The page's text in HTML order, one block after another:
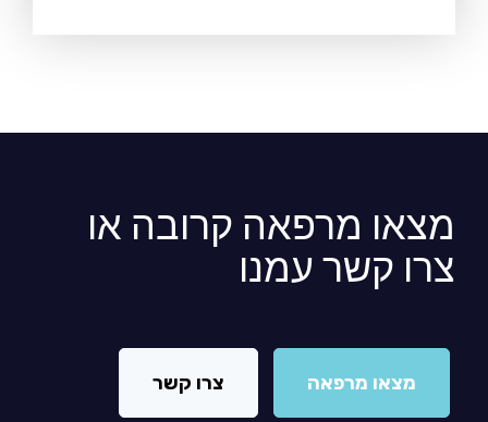
מצאו מרפאה קרובה או
צרו קשר עמנו
מצאו מרפאה צרו קשר